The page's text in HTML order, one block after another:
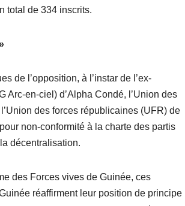
total de 334 inscrits.
de l’opposition, à l’instar de l’ex-
en-ciel) d’Alpha Condé, l’Union des
des forces républicaines (UFR) de
non-conformité à la charte des partis
décentralisation.
des Forces vives de Guinée, ces
réaffirment leur position de principe